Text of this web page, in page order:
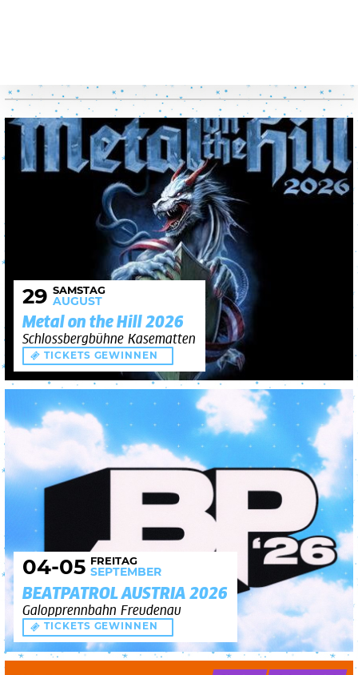
29 SAMSTAG
AUGUST
Metal on the Hill 2026
Schlossbergbühne Kasematten
TICKETS GEWINNEN
04-05 FREITAG
SEPTEMBER
BEATPATROL AUSTRIA 2026
Galopprennbahn Freudenau
TICKETS GEWINNEN